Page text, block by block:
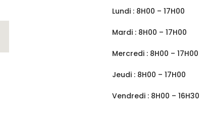
Lundi : 8H00 – 17H00
Mardi : 8H00 – 17H00
Mercredi : 8H00 – 17H00
Jeudi : 8H00 – 17H00
Vendredi : 8H00 – 16H30